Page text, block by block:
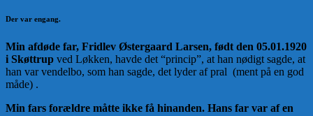
Der var engang.
Min afdøde far, Fridlev Østergaard Larsen, født den 05.01.1920
i Skøttrup ved Løkken, havde det “princip”, at han nødigt sagde, at
han var vendelbo, som han sagde, det lyder af pral (ment på en god
måde) .
Min fars forældre måtte ikke få hinanden. Hans far var af en